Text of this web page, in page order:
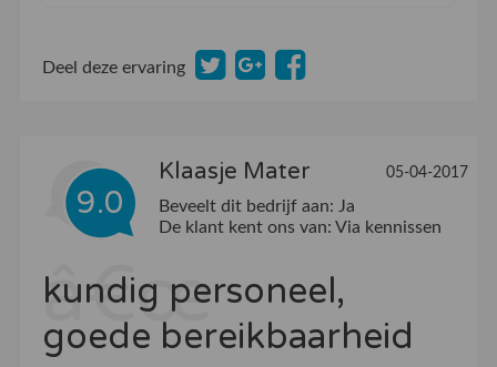
Deel deze ervaring
9.0
Klaasje Mater 05-04-2017
Beveelt dit bedrijf aan: Ja
De klant kent ons van: Via kennissen
kundig personeel,
goede bereikbaarheid